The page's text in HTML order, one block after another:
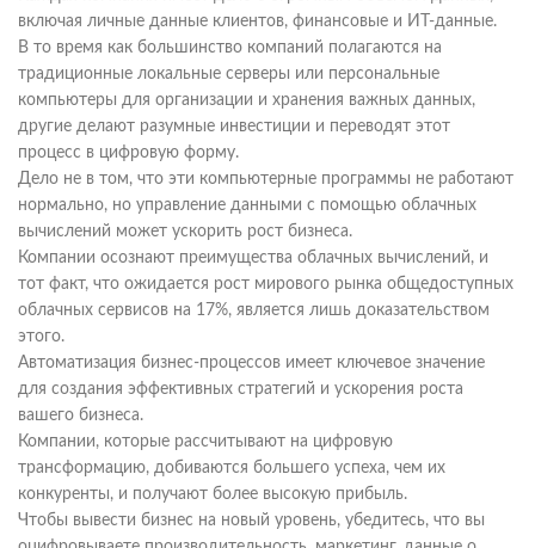
включая личные данные клиентов, финансовые и ИТ-данные.
В то время как большинство компаний полагаются на
традиционные локальные серверы или персональные
компьютеры для организации и хранения важных данных,
другие делают разумные инвестиции и переводят этот
процесс в цифровую форму.
Дело не в том, что эти компьютерные программы не работают
нормально, но управление данными с помощью облачных
вычислений может ускорить рост бизнеса.
Компании осознают преимущества облачных вычислений, и
тот факт, что ожидается рост мирового рынка общедоступных
облачных сервисов на 17%, является лишь доказательством
этого.
Автоматизация бизнес-процессов имеет ключевое значение
для создания эффективных стратегий и ускорения роста
вашего бизнеса.
Компании, которые рассчитывают на цифровую
трансформацию, добиваются большего успеха, чем их
конкуренты, и получают более высокую прибыль.
Чтобы вывести бизнес на новый уровень, убедитесь, что вы